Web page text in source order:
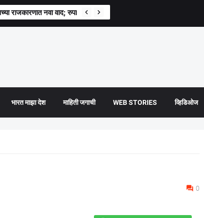
राजकारणात नवा वाद; रुपाली चाकणकर संतापल्या
भारत माझा देश माहिती जगाची WEB STORIES व्हिडिओज
0